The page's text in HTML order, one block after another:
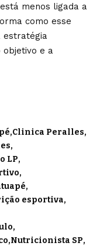
menos ligada a
como esse
estratégia
e a
Clinica Peralles
LP
esportiva
Nutricionista SP